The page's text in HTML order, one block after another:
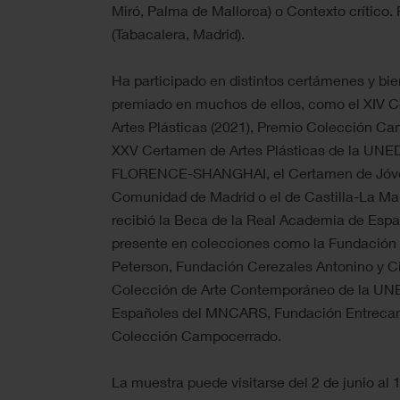
Miró, Palma de Mallorca) o Contexto crítico.
(Tabacalera, Madrid).
Ha participado en distintos certámenes y
premiado en muchos de ellos, como el XIV
Artes Plásticas (2021), Premio Colección
XXV Certamen de Artes Plásticas de la
FLORENCE-SHANGHAI, el Certamen de
Comunidad de Madrid o el de Castilla-La
recibió la Beca de la Real Academia de
presente en colecciones como la
Peterson, Fundación Cerezales Antonino y
Colección de Arte Contemporáneo de la
Españoles del MNCARS, Fundación
Colección Campocerrado.
La muestra puede visitarse del 2 de junio al